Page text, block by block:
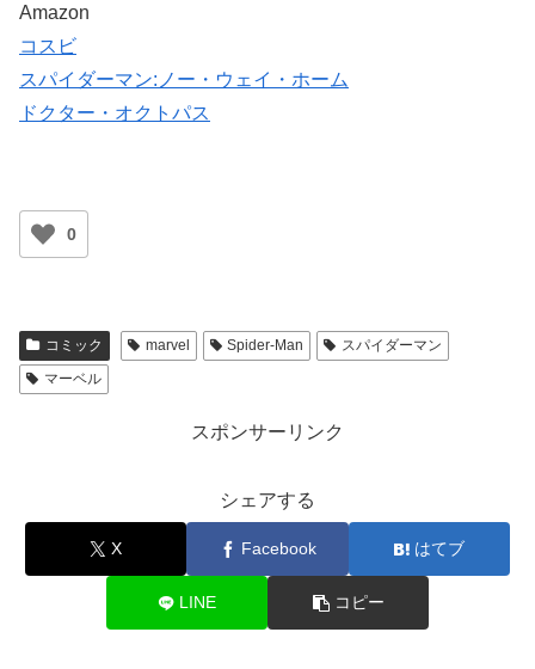
Amazon
コスビ
スパイダーマン:ノー・ウェイ・ホーム
ドクター・オクトパス
0
コミック marvel Spider-Man
スパイダーマン
マーベル
スポンサーリンク
シェアする
X Facebook はてブ
LINE コピー